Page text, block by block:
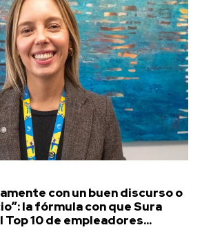
con un buen discurso o
la fórmula con que Sura
10 de empleadores...